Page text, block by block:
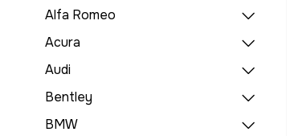
Alfa Romeo
Acura
Audi
Bentley
BMW